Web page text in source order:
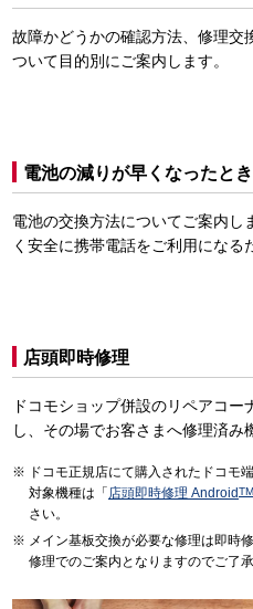
故障かどうかの確認方法、修理交
ついて目的別にご案内します。
電池の減りが早くなったとき
電池の交換方法についてご案内し
く安全に携帯電話をご利用になる
店頭即時修理
ドコモショップ併設のリペアコ
し、その場でお客さまへ修理済み
ドコモ正規店にて購入されたドコモ
対象機種は「 店頭即時修理 AndroidTM
さい。
メイン基板交換が必要な修理は即時
修理でのご案内となりますのでご了承